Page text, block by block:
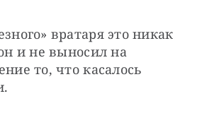
вратаря это никак
и не выносил на
то, что касалось